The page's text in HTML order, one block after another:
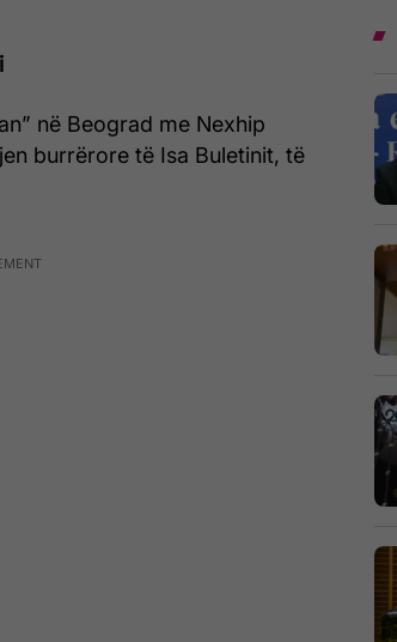
në Beograd me Nexhip
burrërore të Isa Buletinit, të